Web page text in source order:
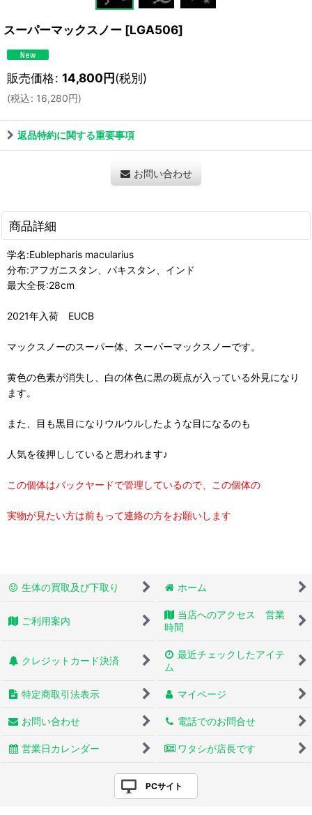
スーパーマックスノー [LGA506]
販売価格: 14,800円(税別)
(税込: 16,280円)
返品特約に関する重要事項
お問い合わせ
商品詳細
学名:Eublepharis macularius
分布:アフガニスタン、パキスタン、インド
最大全長:28cm
2021年入荷 EUCB
マックスノーのスーパー体、スーパーマックスノーです。
黄色の色素が消失し、白の体色に黒の斑点が入っている外見になり
ます。
また、目も黒目になりウルウルしたような目になるのも
人気を後押ししていると思われます♪
この個体はバックヤードで管理しているので、この個体の
実物が見たい方は前もって連絡の方をお願いします
生体の買取及び下取り ホーム
ご利用案内
当店へのアクセス 営業
時間
クレジットカード決済
最近チェックしたアイテ
ム
特定商取引法表示 マイページ
お問い合わせ 電話でのお問合せ
営業日カレンダー ワタシが店長です
PCサイト